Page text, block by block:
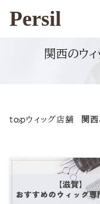
Persil
関西のウ
topウィッグ店舗 関西